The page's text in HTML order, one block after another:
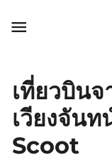

เที่ยวบิน
เวียงจันท
Scoot